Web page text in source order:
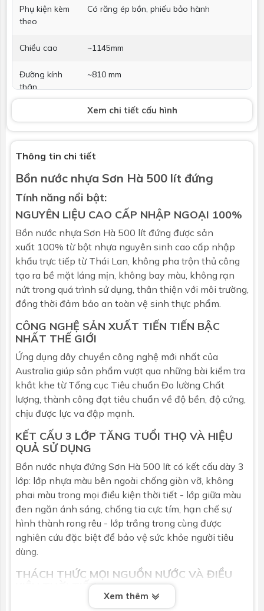
Phụ kiện kèm
theo
Có răng ép bồn, phiếu bảo hành
Chiều cao ~1145mm
Đường kính
thân
~810 mm
Bảo hành chính hãng 20 năm
Thông số kỹ thuật trên đây có dung sai ± 8%. (theo bản
công bố chất lượng sản phẩm). Có thể được thay đổi bởi
nhà sản xuất mà không kịp báo trước.
Xem chi tiết cấu hình
Thông tin chi tiết
Bồn nước nhựa Sơn Hà 500 lít đứng
Tính năng nổi bật:
NGUYÊN LIỆU CAO CẤP NHẬP NGOẠI 100%
Bồn nước nhựa Sơn Hà 500 lít đứng được sản
xuất 100% từ bột nhựa nguyên sinh cao cấp nhập
khẩu trực tiếp từ Thái Lan, không pha trộn thủ công
tạo ra bề mặt láng mịn, không bay màu, không rạn
nứt trong quá trình sử dụng, thân thiện với môi trường,
đồng thời đảm bảo an toàn vệ sinh thực phẩm.
CÔNG NGHỆ SẢN XUẤT TIẾN TIẾN BẬC
NHẤT THẾ GIỚI
Ứng dụng dây chuyền công nghệ mới nhất của
Australia giúp sản phẩm vượt qua những bài kiểm tra
khắt khe từ Tổng cục Tiêu chuẩn Đo lường Chất
lượng, thành công đạt tiêu chuẩn về độ bền, độ cứng,
chịu được lực va đập mạnh.
KẾT CẤU 3 LỚP TĂNG TUỔI THỌ VÀ HIỆU
QUẢ SỬ DỤNG
Bồn nước nhựa đứng Sơn Hà 500 lít có kết cấu dày 3
lớp: lớp nhựa màu bên ngoài chống giòn vỡ, không
phai màu trong mọi điều kiện thời tiết - lớp giữa màu
đen ngăn ánh sáng, chống tia cực tím, hạn chế sự
hình thành rong rêu - lớp trắng trong cùng được
nghiên cứu đặc biệt để bảo vệ sức khỏe người tiêu
dùng.
THÁCH THỨC MỌI NGUỒN NƯỚC VÀ ĐIỀU
KIỆN THỜI TIẾT
Sử dụng nguyên liệu cao cấp thích hợp để chứa thực
Xem thêm